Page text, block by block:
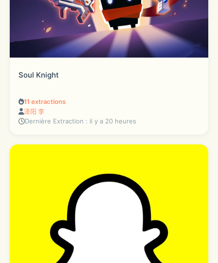
Soul Knight
11 extractions
泽阳 李
Dernière Extraction : il y a 20 heures